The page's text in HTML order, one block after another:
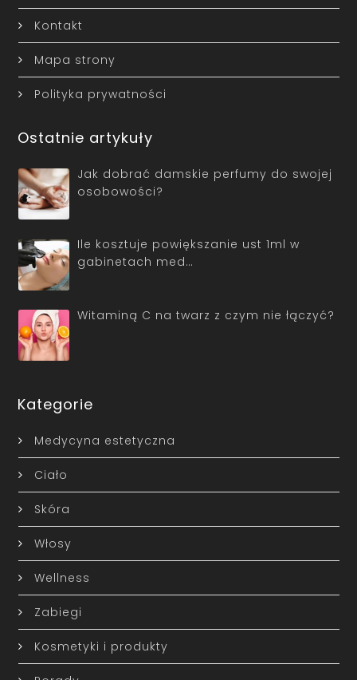
Kontakt
Mapa strony
Polityka prywatności
Ostatnie artykuły
Jak dobrać damskie perfumy do swojej
osobowości?
Ile kosztuje powiększanie ust 1ml w
gabinetach med…
Witaminą C na twarz z czym nie łączyć?
Kategorie
Medycyna estetyczna
Ciało
Skóra
Włosy
Wellness
Zabiegi
Kosmetyki i produkty